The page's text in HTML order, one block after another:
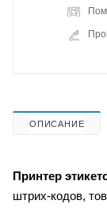
ОПИСАНИЕ
Принтер
штрих-кодов,